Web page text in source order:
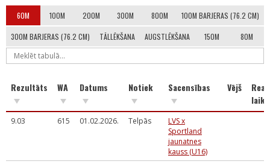
60M 100M 200M 300M 800M 100M BARJERAS (76.2 CM)
300M BARJERAS (76.2 CM) TĀLLĒKŠANA AUGSTLĒKŠANA 150M 80M
Rezultāts WA Datums Notiek Sacensības Vējš
laiks
9.03 615 01.02.2026. Telpās
LVS x
Sportland
jaunatnes
kauss (U16)